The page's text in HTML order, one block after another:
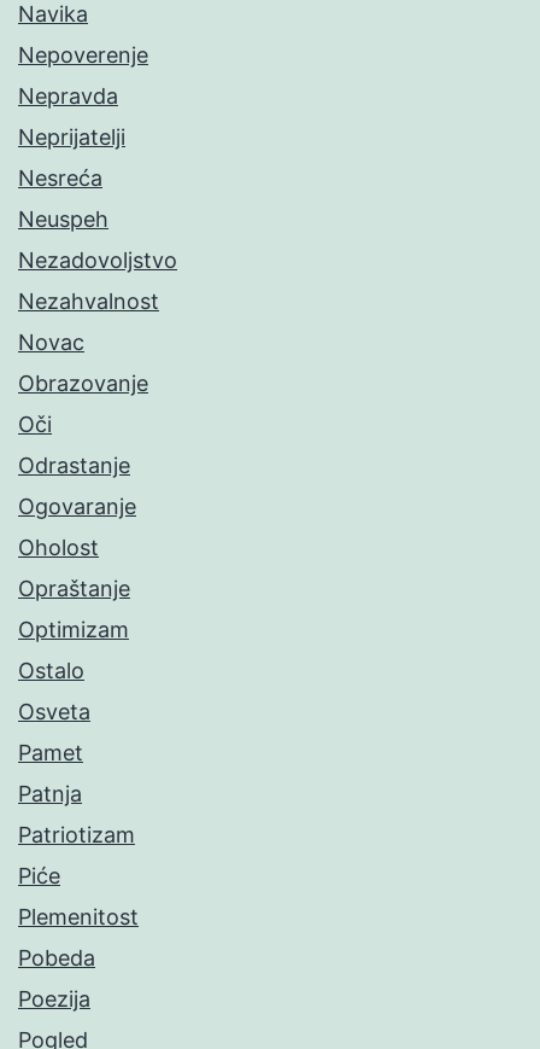
Navika
Nepoverenje
Nepravda
Neprijatelji
Nesreća
Neuspeh
Nezadovoljstvo
Nezahvalnost
Novac
Obrazovanje
Oči
Odrastanje
Ogovaranje
Oholost
Opraštanje
Optimizam
Ostalo
Osveta
Pamet
Patnja
Patriotizam
Piće
Plemenitost
Pobeda
Poezija
Pogled